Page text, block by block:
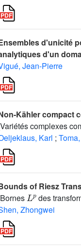
d'unicité
d'un
Jean-Pierre
Kähler compact
complexes
Karl ;
of Riesz
Lp
des
Zhongwei